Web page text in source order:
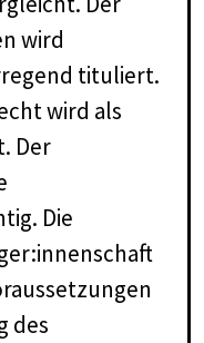
wird
tituliert.
wird als
Der
Die
des